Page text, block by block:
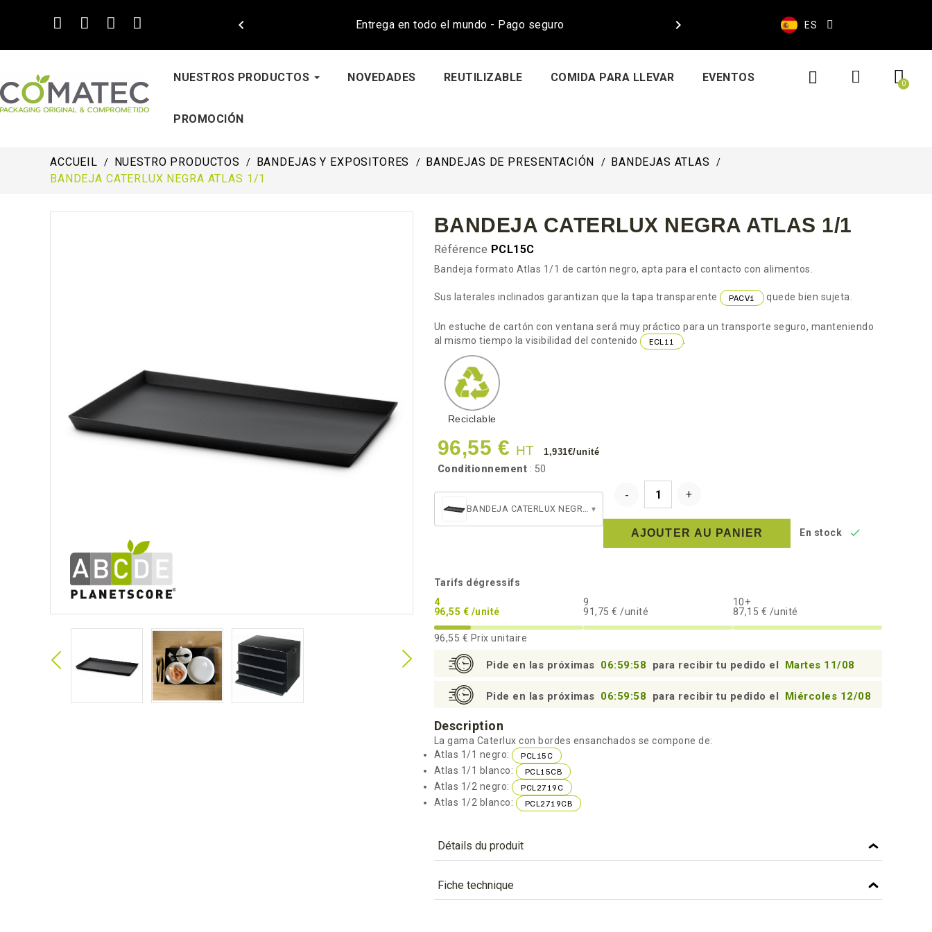
Entrega en todo el mundo - Pago seguro
  ES
NUESTROS PRODUCTOS NOVEDADES REUTILIZABLE COMIDA PARA LLEVAR EVENTOS
PROMOCIÓN
ACCUEIL NUESTRO PRODUCTOS BANDEJAS Y EXPOSITORES BANDEJAS DE PRESENTACIÓN
BANDEJAS ATLAS
BANDEJA CATERLUX NEGRA ATLAS 1/1
BANDEJA CATERLUX NEGRA ATLAS 1/1
Référence PCL15C
Bandeja formato Atlas 1/1 de cartón negro, apta para el contacto con alimentos.
Sus laterales inclinados garantizan que la tapa transparente PACV1 quede bien sujeta.
Un estuche de cartón con ventana será muy práctico para un transporte seguro, manteniendo
al mismo tiempo la visibilidad del contenido
ECL11 .
Reciclable
96,55 € HT 1,931€/unité
Conditionnement : 50
BANDEJA CATERLUX NEGRA ATLAS 1/1 ▾
AJOUTER AU PANIER En stock 
Tarifs dégressifs
4
96,55 € /unité
9
91,75 € /unité
10+
87,15 € /unité
96,55 € Prix unitaire
Pide en las próximas 06:59:57 para recibir tu pedido el Martes 11/08
Pide en las próximas 06:59:57 para recibir tu pedido el Miércoles 12/08
Description
La gama Caterlux con bordes ensanchados se compone de:
Atlas 1/1 negro:
PCL15C
Atlas 1/1 blanco: PCL15CB
Atlas 1/2 negro: PCL2719C
Atlas 1/2 blanco: PCL2719CB
Détails du produit
Référence PCL15C
Caractéristiques
Fiche technique